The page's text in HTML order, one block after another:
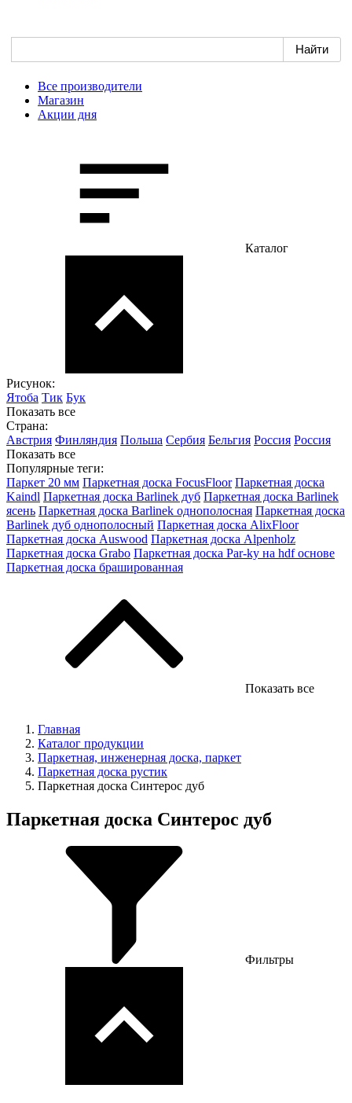
Все производители
Магазин
Акции дня
Каталог
Рисунок:
Ятоба Тик Бук
Показать все
Страна:
Австрия Финляндия Польша Сербия Бельгия Россия Россия
Показать все
Популярные теги:
Паркет 20 мм Паркетная доска FocusFloor Паркетная доска
Kaindl Паркетная доска Barlinek дуб Паркетная доска Barlinek
ясень Паркетная доска Barlinek однополосная Паркетная доска
Barlinek дуб однополосный Паркетная доска AlixFloor
Паркетная доска Auswood Паркетная доска Alpenholz
Паркетная доска Grabo Паркетная доска Par-ky на hdf основе
Паркетная доска брашированная
Показать все
Главная
Каталог продукции
Паркетная, инженерная доска, паркет
Паркетная доска рустик
Паркетная доска Синтерос дуб
Паркетная доска Синтерос дуб
Фильтры